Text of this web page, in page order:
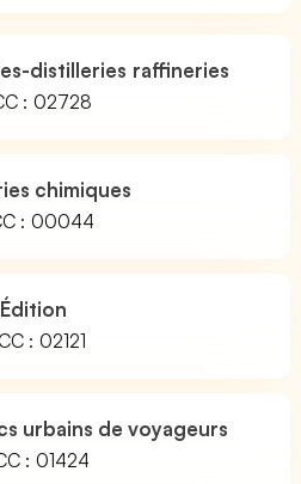
distilleries raffineries
: 02728
chimiques
: 00044
Édition
: 02121
urbains de voyageurs
: 01424